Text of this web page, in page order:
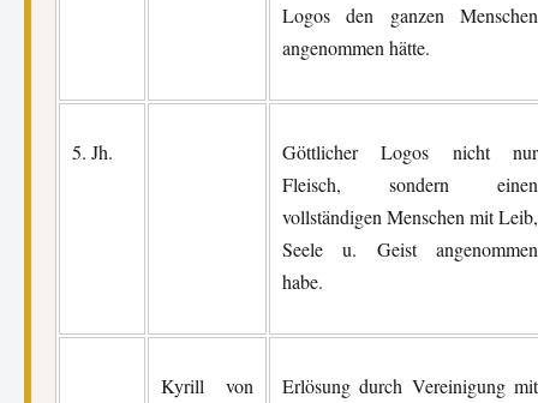
Logos den ganzen Menschen
angenommen hätte.
5. Jh.
Göttlicher Logos nicht nur
Fleisch, sondern einen
vollständigen Menschen mit Leib,
Seele u. Geist angenommen
habe.
Kyrill von
Erlösung durch Vereinigung mit